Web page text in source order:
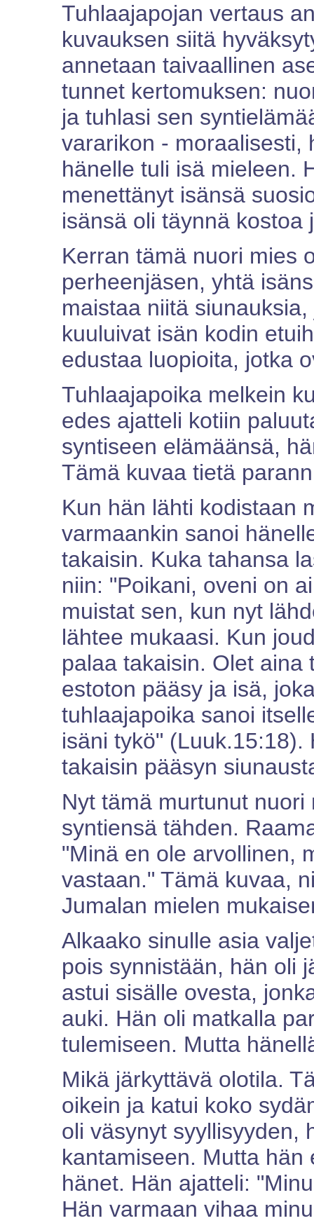
Tuhlaajapojan vertaus
kuvauksen siitä
annetaan taivaallinen
tunnet kertomuksen:
ja tuhlasi sen
vararikon - moraalisesti,
hänelle tuli isä mieleen.
menettänyt isänsä
isänsä oli täynnä
Kerran tämä nuori mies
perheenjäsen, yhtä
maistaa niitä
kuuluivat isän kodin
edustaa luopioita, jotka
Tuhlaajapoika melkein
edes ajatteli kotiin
syntiseen elämäänsä,
Tämä kuvaa tietä
Kun hän lähti kodistaan
varmaankin sanoi
takaisin. Kuka tahansa
niin: "Poikani, oveni on
muistat sen, kun nyt
lähtee mukaasi. Kun
palaa takaisin. Olet aina
estoton pääsy ja isä,
tuhlaajapoika sanoi
isäni tykö"
takaisin pääsyn
Nyt tämä murtunut
syntiensä tähden.
"Minä en ole arvollinen,
vastaan." Tämä kuvaa,
Jumalan mielen
Alkaako sinulle asia
pois synnistään, hän oli
astui sisälle ovesta,
auki. Hän oli matkalla
tulemiseen. Mutta
Mikä järkyttävä olotila.
oikein ja katui koko
oli väsynyt syyllisyyden,
kantamiseen. Mutta hän
hänet. Hän ajatteli:
Hän varmaan vihaa